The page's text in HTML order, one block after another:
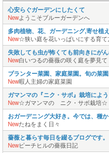
心安らぐガーデンにしたくて
Newようこそブルーガーデンへ
多肉植物、花、ガーデニング,寄せ植
New☆狭い庭を花いっぱいにする育
失敗しても虫が怖くても前向きにがん
New白いつるの薔薇の咲く庭を夢見て
プランター菜園、家庭菜園。旬の菜園
New暇人主婦の家庭菜園
ガマンマの『ニク・サボ』栽培によ
New☆ガマンマの ニク・サボ栽培☆
おガーデニング大好き。今では、種
Newたねをまく日々
薔薇と暮らす毎日を綴るブログです。
Newピーチヒルの薔薇日記